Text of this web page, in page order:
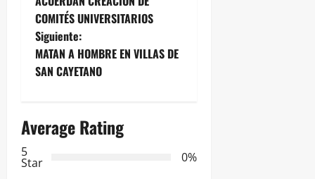
a
v
e
a
c
COMITÉS UNIVERSITARIOS
Siguiente:
MATAN A HOMBRE EN VILLAS DE
SAN CAYETANO
Average Rating
5
Star
0%